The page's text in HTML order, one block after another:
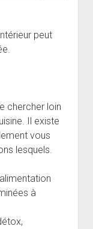
peut
chercher loin
Il existe
vous
lesquels.
à